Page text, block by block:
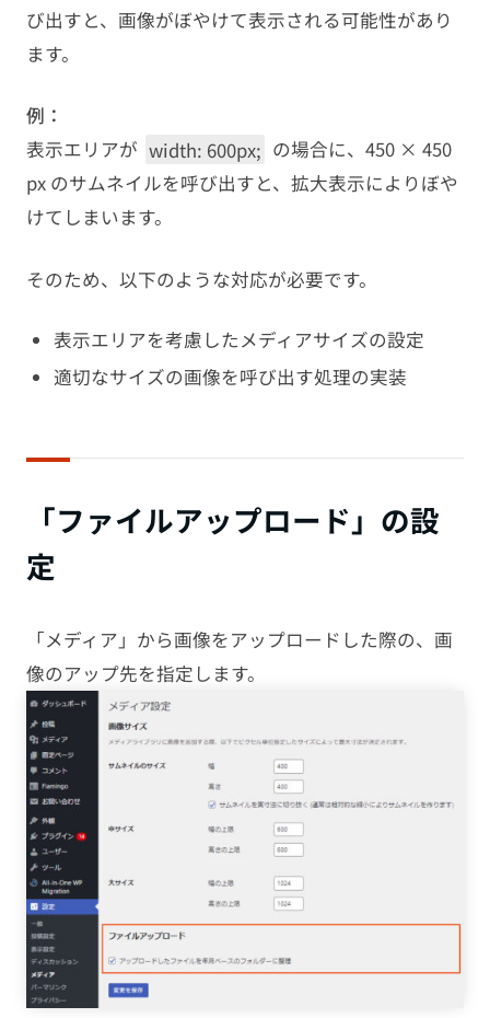
び出すと、画像がぼやけて表示される可能性があり
ます。
例：
表示エリアが width: 600px; の場合に、450 × 450
px のサムネイルを呼び出すと、拡大表示によりぼや
けてしまいます。
そのため、以下のような対応が必要です。
表示エリアを考慮したメディアサイズの設定
適切なサイズの画像を呼び出す処理の実装
「ファイルアップロード」の設
定
「メディア」から画像をアップロードした際の、画
像のアップ先を指定します。